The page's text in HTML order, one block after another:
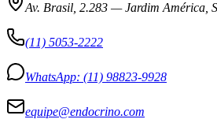
Av. Brasil, 2.283 —Jardim América,
(11) 5053-2222
WhatsApp: (11) 98823-9928
equipe@endocrino.com